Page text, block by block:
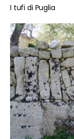
I tufi di Puglia